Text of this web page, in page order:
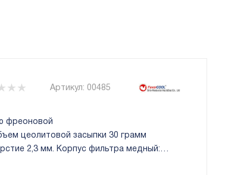
Артикул: 00485
фреоновой
цеолитовой засыпки 30 грамм
2,3 мм. Корпус фильтра медный: